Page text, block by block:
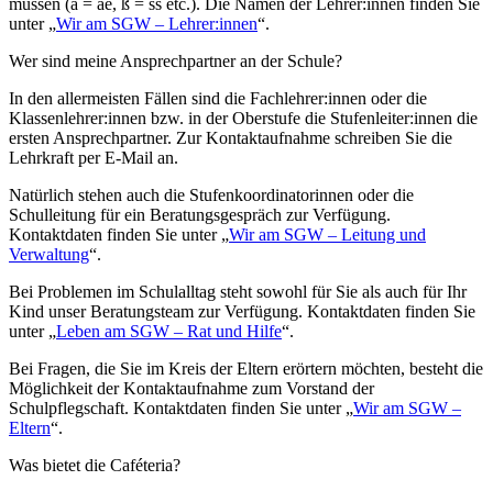
müssen (ä = ae, ß = ss etc.). Die Namen der Lehrer:innen finden Sie
unter „Wir am SGW – Lehrer:innen“.
Wer sind meine Ansprechpartner an der Schule?
In den allermeisten Fällen sind die Fachlehrer:innen oder die
Klassenlehrer:innen bzw. in der Oberstufe die Stufenleiter:innen die
ersten Ansprechpartner. Zur Kontaktaufnahme schreiben Sie die
Lehrkraft per E-Mail an.
Natürlich stehen auch die Stufenkoordinatorinnen oder die
Schulleitung für ein Beratungsgespräch zur Verfügung.
Kontaktdaten finden Sie unter „Wir am SGW – Leitung und
Verwaltung“.
Bei Problemen im Schulalltag steht sowohl für Sie als auch für Ihr
Kind unser Beratungsteam zur Verfügung. Kontaktdaten finden Sie
unter „Leben am SGW – Rat und Hilfe“.
Bei Fragen, die Sie im Kreis der Eltern erörtern möchten, besteht die
Möglichkeit der Kontaktaufnahme zum Vorstand der
Schulpflegschaft. Kontaktdaten finden Sie unter „Wir am SGW –
Eltern“.
Was bietet die Caféteria?